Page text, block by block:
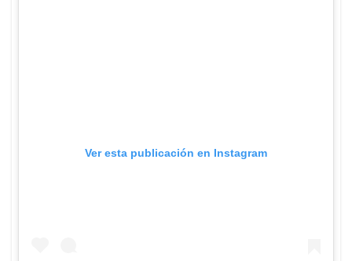
Ver esta publicación en Instagram